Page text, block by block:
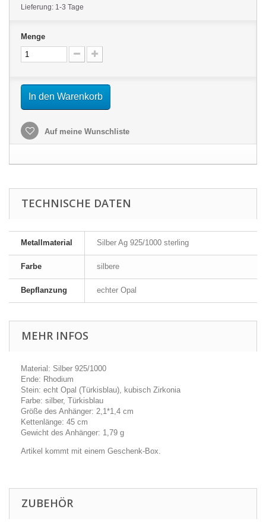
Lieferung: 1-3 Tage
Menge
In den Warenkorb
Auf meine Wunschliste
TECHNISCHE DATEN
Metallmaterial Silber Ag 925/1000 sterling
Farbe silbere
Bepflanzung echter Opal
MEHR INFOS
Material: Silber 925/1000
Ende: Rhodium
Stein: echt Opal (Türkisblau), kubisch Zirkonia
Farbe: silber, Türkisblau
Größe des Anhänger: 2,1*1,4 cm
Kettenlänge: 45 cm
Gewicht des Anhänger: 1,79 g
Artikel kommt mit einem Geschenk-Box.
ZUBEHÖR